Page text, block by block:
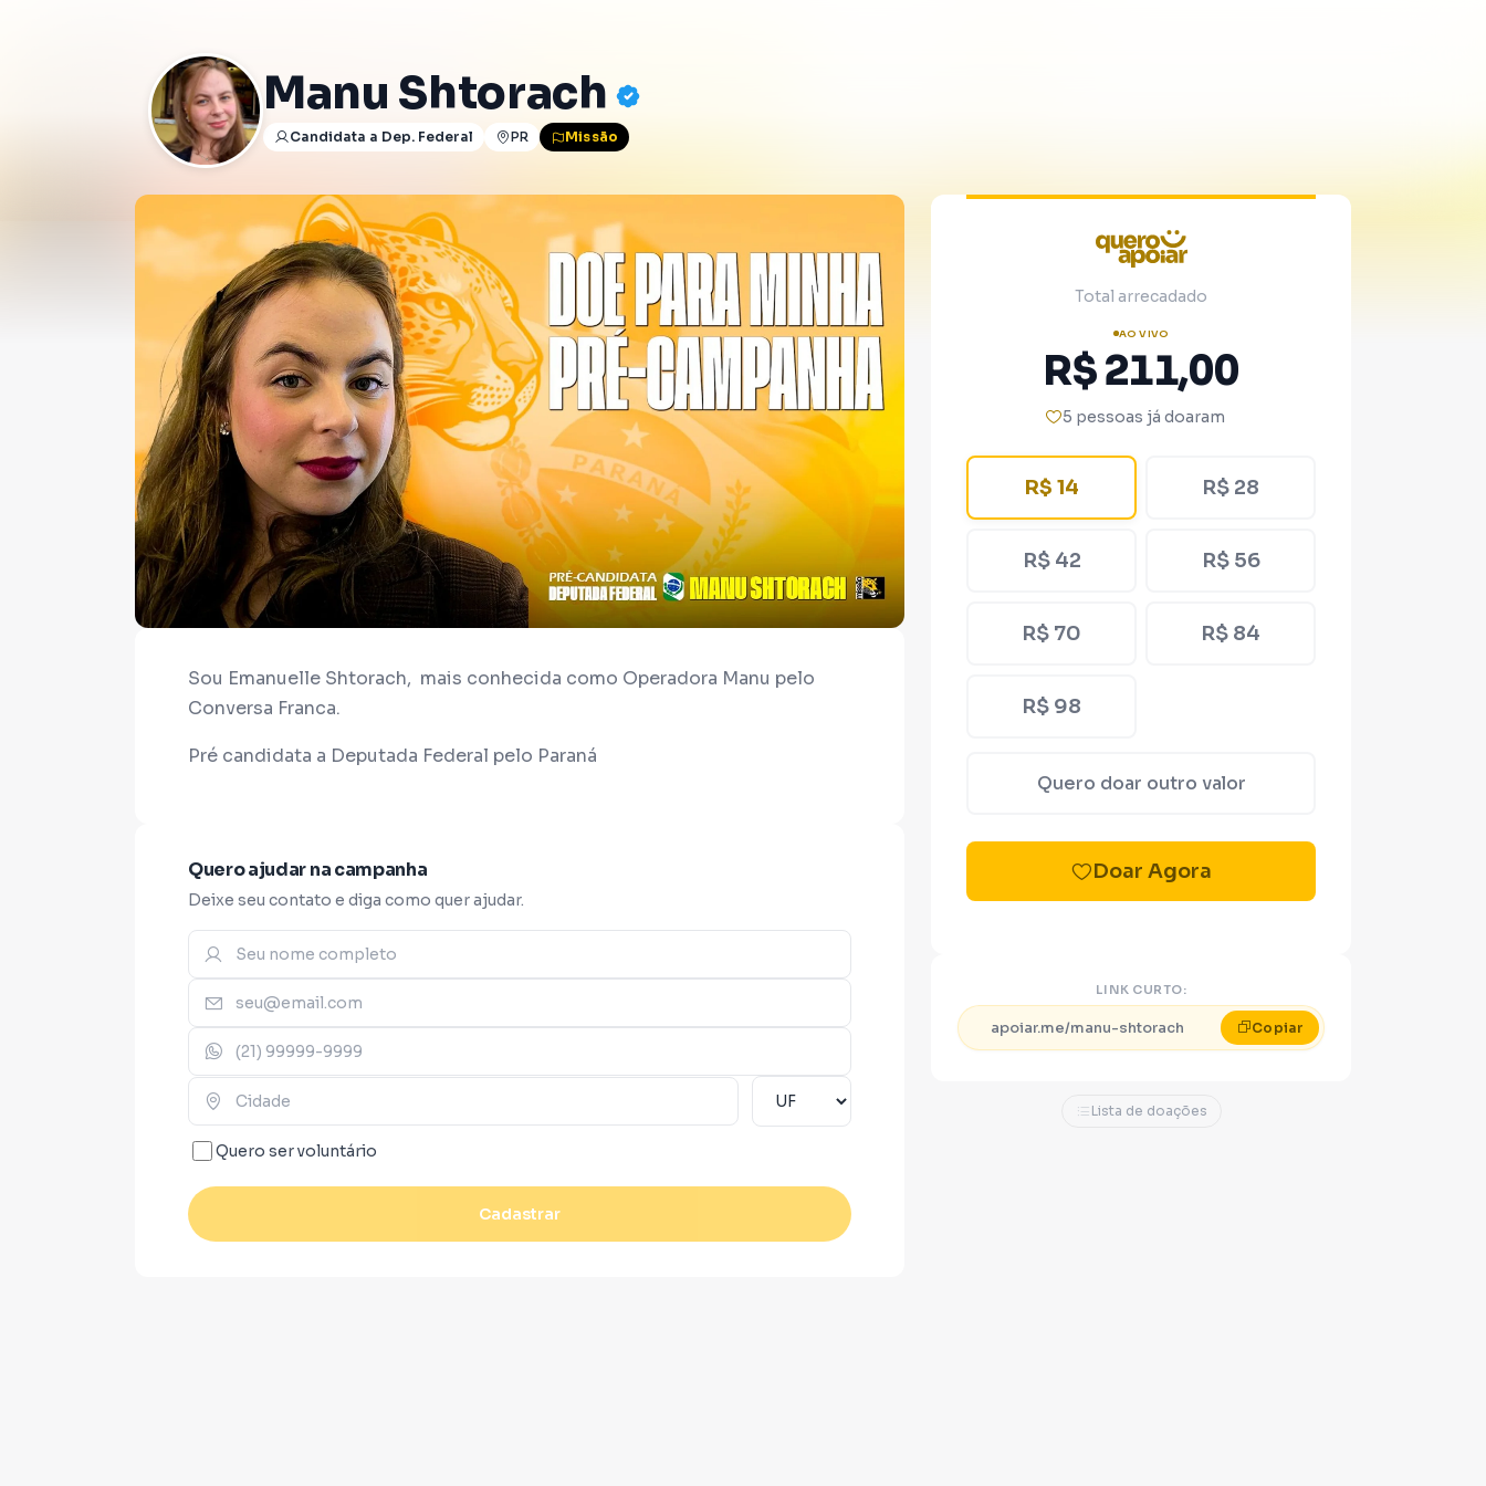
Manu Shtorach
Candidata a Dep. Federal PR Missão
Sou Emanuelle Shtorach, mais conhecida como Operadora Manu pelo
Conversa Franca.
Pré candidata a Deputada Federal pelo Paraná
Quero ajudar na campanha
Deixe seu contato e diga como quer ajudar.
Quero ser voluntário
Cadastrar
Total arrecadado
AO VIVO
R$ 211,00
5 pessoas já doaram
R$ 14 R$ 28
R$ 42 R$ 56
R$ 70 R$ 84
R$ 98
Quero doar outro valor
Doar Agora
LINK CURTO:
apoiar.me/manu-shtorach Copiar
Lista de doações